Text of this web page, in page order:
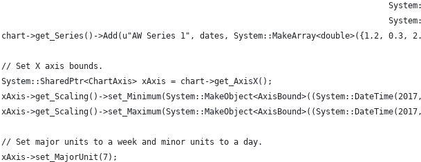
chart->get_Series()->Add(u"AW Series 1", dates, System::MakeArray<double>({1.2,
// Set X axis bounds.
System::SharedPtr<ChartAxis> xAxis = chart->get_AxisX();
xAxis->get_Scaling()-
xAxis->get_Scaling()-
// Set major units to a week and minor units to a day.
xAxis->set_MajorUnit(7);